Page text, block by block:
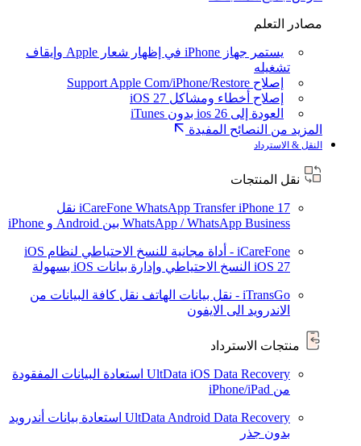
مصادر التعلم
يستمر جهاز iPhone في إظهار شعار Apple وإيقاف
تشغيله
إصلاح Support Apple Com/iPhone/Restore
إصلاح أخطاء ومشاكل iOS 27
العودة إلى ios 26 بدون iTunes
المزيد من النصائح المفيدة
النقل & الاسترداد
نقل المنتجات
iCareFone WhatsApp TransferiPhone 17
نقل
WhatsApp / WhatsApp Business بين Android و iPhone
iCareFone - أداة مجانية للنسخ الاحتياطي لنظام iOS
iOS 27 النسخ الاحتياطي وإدارة بيانات iOS بسهولة
iTransGo - نقل بيانات الهاتف
نقل كافة البيانات من
الاندرويد الى الايفون
منتجات الاسترداد
UltData iOS Data Recovery استعادة البيانات المفقودة
من iPhone/iPad
UltData Android Data Recovery استعادة بيانات أندرويد
بدون جذر